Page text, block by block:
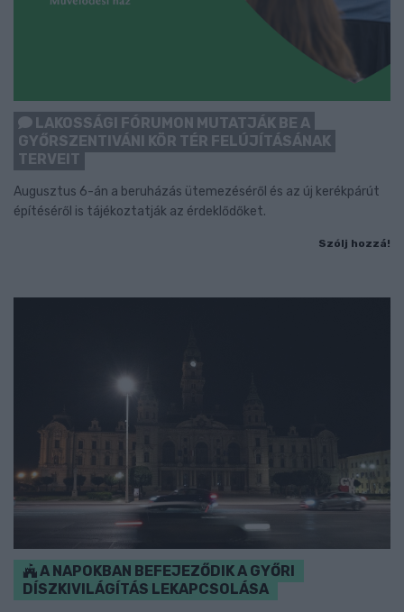
LAKOSSÁGI FÓRUMON MUTATJÁK BE A
GYŐRSZENTIVÁNI KÖR TÉR FELÚJÍTÁSÁNAK
TERVEIT
Augusztus 6-án a beruházás ütemezéséről és az új kerékpárút
építéséről is tájékoztatják az érdeklődőket.
Szólj hozzá!
A NAPOKBAN BEFEJEZŐDIK A GYŐRI
DÍSZKIVILÁGÍTÁS LEKAPCSOLÁSA